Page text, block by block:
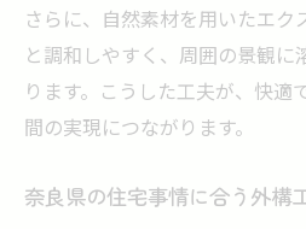
さらに、自然素材を用いたエク
と調和しやすく、周囲の景観に
ります。こうした工夫が、快適
間の実現につながります。
奈良県の住宅事情に合う外構